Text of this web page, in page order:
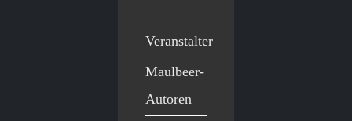
Veranstalter
Maulbeer-
Autoren